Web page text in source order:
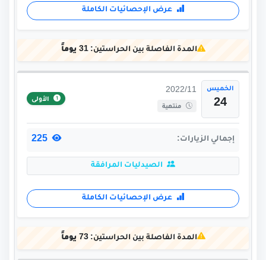
عرض الإحصائيات الكاملة
المدة الفاصلة بين الحراستين:31 يوماً
الخميس
24
2022/11
منتهية
الأولى
إجمالي الزيارات:
الصيدليات المرافقة
عرض الإحصائيات الكاملة
المدة الفاصلة بين الحراستين:73 يوماً